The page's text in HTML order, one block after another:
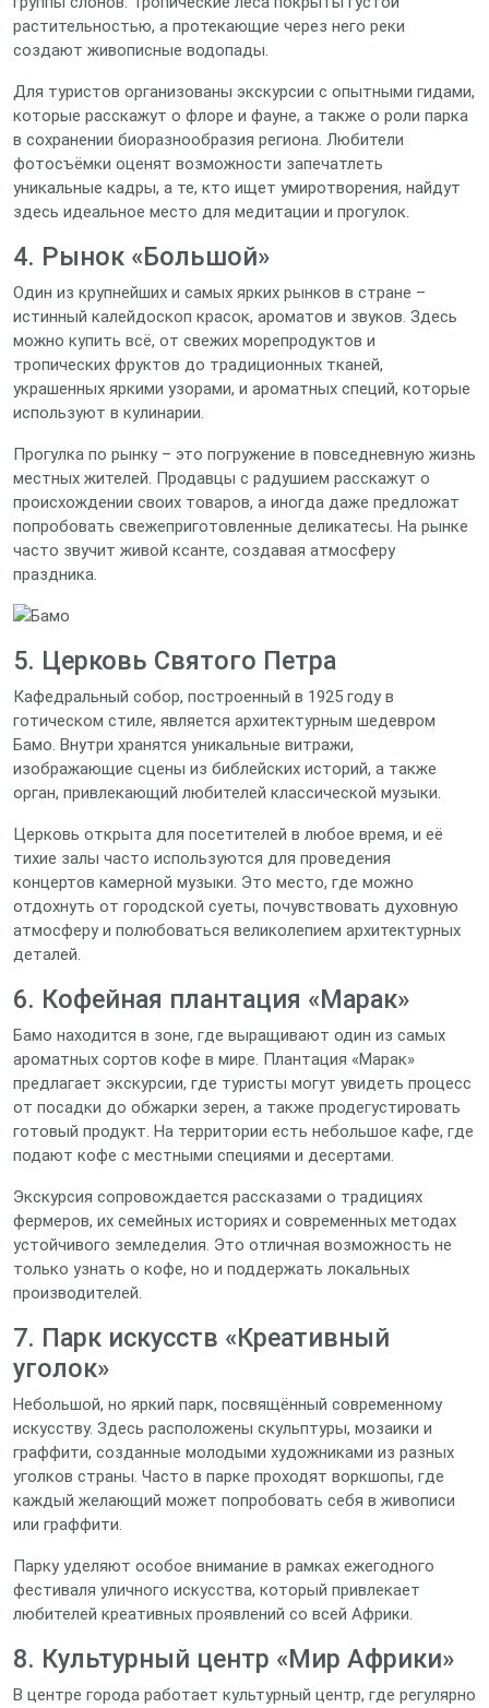
растительностью, а протекающие через него реки
создают живописные водопады.
Для туристов организованы экскурсии с опытными гидами,
которые расскажут о флоре и фауне, а также о роли парка
в сохранении биоразнообразия региона. Любители
фотосъёмки оценят возможности запечатлеть
уникальные кадры, а те, кто ищет умиротворения, найдут
здесь идеальное место для медитации и прогулок.
4. Рынок «Большой»
Один из крупнейших и самых ярких рынков в стране –
истинный калейдоскоп красок, ароматов и звуков. Здесь
можно купить всё, от свежих морепродуктов и
тропических фруктов до традиционных тканей,
украшенных яркими узорами, и ароматных специй, которые
используют в кулинарии.
Прогулка по рынку – это погружение в повседневную жизнь
местных жителей. Продавцы с радушием расскажут о
происхождении своих товаров, а иногда даже предложат
попробовать свежеприготовленные деликатесы. На рынке
часто звучит живой ксанте, создавая атмосферу
праздника.
5. Церковь Святого Петра
Кафедральный собор, построенный в 1925 году в
готическом стиле, является архитектурным шедевром
Бамо. Внутри хранятся уникальные витражи,
изображающие сцены из библейских историй, а также
орган, привлекающий любителей классической музыки.
Церковь открыта для посетителей в любое время, и её
тихие залы часто используются для проведения
концертов камерной музыки. Это место, где можно
отдохнуть от городской суеты, почувствовать духовную
атмосферу и полюбоваться великолепием архитектурных
деталей.
6. Кофейная плантация «Марак»
Бамо находится в зоне, где выращивают один из самых
ароматных сортов кофе в мире. Плантация «Марак»
предлагает экскурсии, где туристы могут увидеть процесс
от посадки до обжарки зерен, а также продегустировать
готовый продукт. На территории есть небольшое кафе, где
подают кофе с местными специями и десертами.
Экскурсия сопровождается рассказами о традициях
фермеров, их семейных историях и современных методах
устойчивого земледелия. Это отличная возможность не
только узнать о кофе, но и поддержать локальных
производителей.
7. Парк искусств «Креативный
уголок»
Небольшой, но яркий парк, посвящённый современному
искусству. Здесь расположены скульптуры, мозаики и
граффити, созданные молодыми художниками из разных
уголков страны. Часто в парке проходят воркшопы, где
каждый желающий может попробовать себя в живописи
или граффити.
Парку уделяют особое внимание в рамках ежегодного
фестиваля уличного искусства, который привлекает
любителей креативных проявлений со всей Африки.
8. Культурный центр «Мир Африки»
В центре города работает культурный центр, где регулярно